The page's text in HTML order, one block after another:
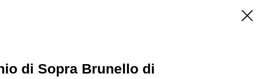
di Sopra Brunello di